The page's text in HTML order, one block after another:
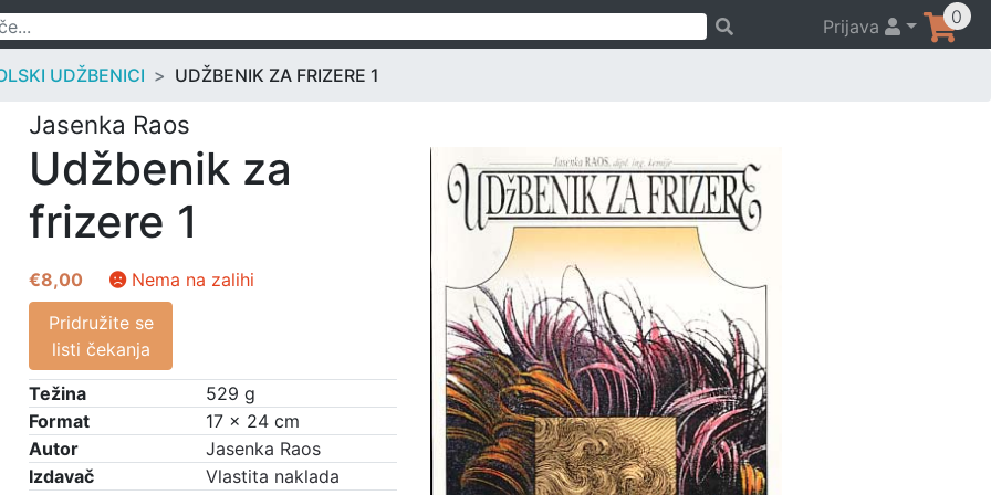
Prijava 0
UDŽBENICI UDŽBENIK ZA FRIZERE 1
Jasenka Raos
Udžbenik za
frizere 1
€8,00
Nema na zalihi
Pridružite se
listi čekanja
Težina
529 g
Format
17 × 24 cm
Autor
Jasenka Raos
Izdavač
Vlastita naklada